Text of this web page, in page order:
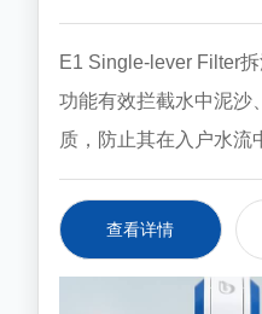
E1 Single-lever Filter
功能有效拦截水中泥沙
质，防止其在入户水流
涉水家电造成危害，为
护航。特点. 高品质聚
HACCP（国际食品安
一个手柄关闭水源，每
查看详情